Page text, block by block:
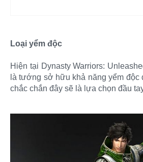
Loại yểm độc
Hiện tại Dynasty Warriors:
là tướng sở hữu khả năng yểm độc
chắc chắn đây sẽ là lựa chọn đầu